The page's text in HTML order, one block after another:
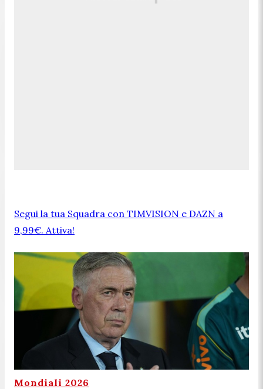
Segui la tua Squadra con TIMVISION e DAZN a
9,99€. Attiva!
Mondiali 2026